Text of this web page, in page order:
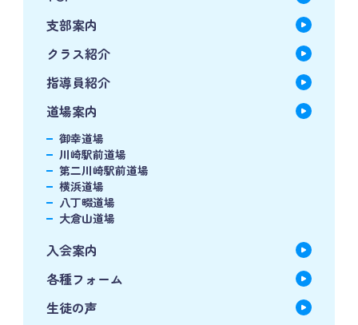
支部案内
クラス紹介
指導員紹介
道場案内
御幸道場
川崎駅前道場
第二川崎駅前道場
横浜道場
八丁畷道場
大倉山道場
入会案内
各種フォーム
生徒の声